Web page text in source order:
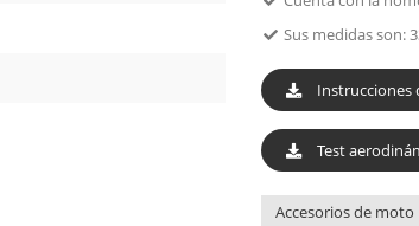
Sus medidas son:
Instrucciones
Test
Accesorios de moto